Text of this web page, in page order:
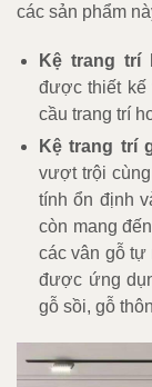
các sản phẩm
Kệ trang trí
được thiết kế
cầu trang trí
Kệ trang trí
vượt trội
tính ổn định
còn mang
các vân gỗ tự
được ứng
gỗ sồi, gỗ